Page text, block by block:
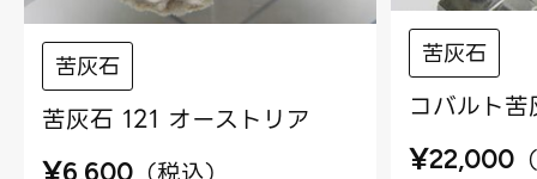
苦灰石
苦灰石 121 オーストリア
6,600
苦灰石
コバルト
¥22,000 （